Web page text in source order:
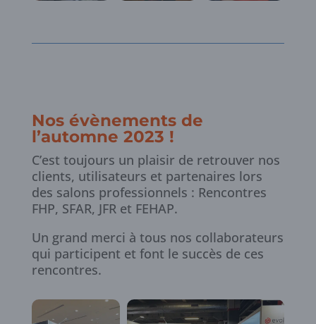
Nos évènements de
l’automne 2023 !
C’est toujours un plaisir de retrouver nos
clients, utilisateurs et partenaires lors
des salons professionnels : Rencontres
FHP, SFAR, JFR et FEHAP.
Un grand merci à tous nos collaborateurs
qui participent et font le succès de ces
rencontres.